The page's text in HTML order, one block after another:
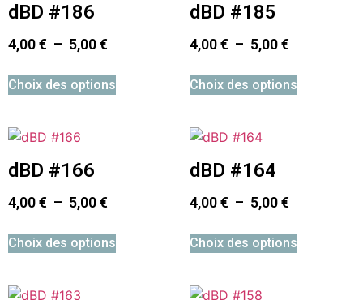
dBD #186
4,00€ – 5,00€
Choix des options
dBD #185
4,00€ – 5,00€
Choix des options
dBD #166
4,00€ – 5,00€
Choix des options
dBD #164
4,00€ – 5,00€
Choix des options